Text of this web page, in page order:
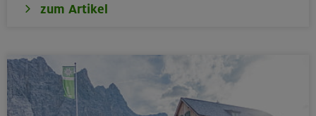
18.08.26
München
zum Artikel